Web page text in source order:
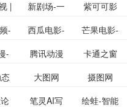
件共享站、
资源
| 新剧场-一
个网盘资
源分享小
紫可可影
视-紫可可,
免费提供
更多>>
- 西瓜电影-
西瓜视频
网站电影
芒果电影-
芒果TV网
站电影频
更多>>
- 腾讯动漫
频道
卡通之窗
更多>>
大图网
摄图网
更多>>
笔灵AI写 绘蛙-智能